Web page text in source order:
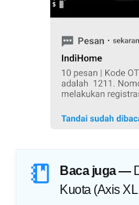
Baca juga —
Kuota (Axis